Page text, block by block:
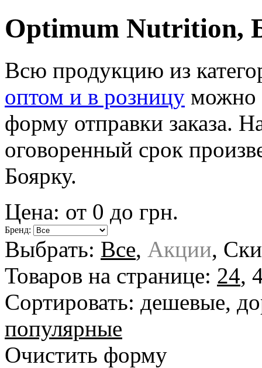
Optimum Nutrition,
Всю продукцию из
оптом и в розницу можно
форму отправки заказа.
оговоренный срок
Боярку.
Цена: от 0 до грн.
Бренд:
Выбрать: Все, Акции,
Товаров на странице: 24,
Сортировать: дешевые,
популярные
Очистить форму